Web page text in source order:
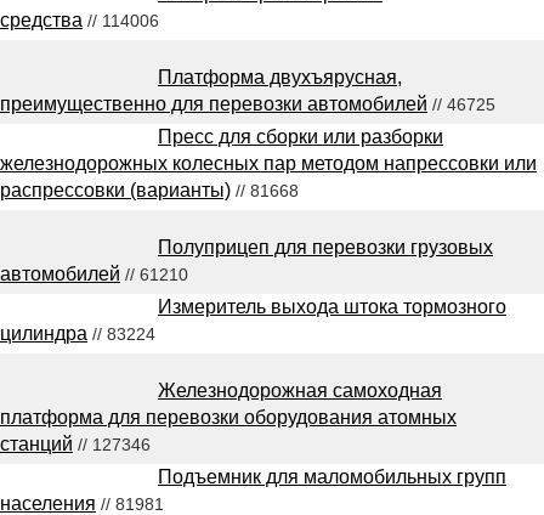
средства // 114006
Платформа двухъярусная,
преимущественно для перевозки автомобилей // 46725
Пресс для сборки или разборки
железнодорожных колесных пар методом напрессовки или
распрессовки (варианты) // 81668
Полуприцеп для перевозки грузовых
автомобилей // 61210
Измеритель выхода штока тормозного
цилиндра // 83224
Железнодорожная самоходная
платформа для перевозки оборудования атомных
станций // 127346
Подъемник для маломобильных групп
населения // 81981